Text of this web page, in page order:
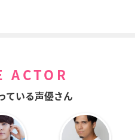
ACTOR
ている声優さん